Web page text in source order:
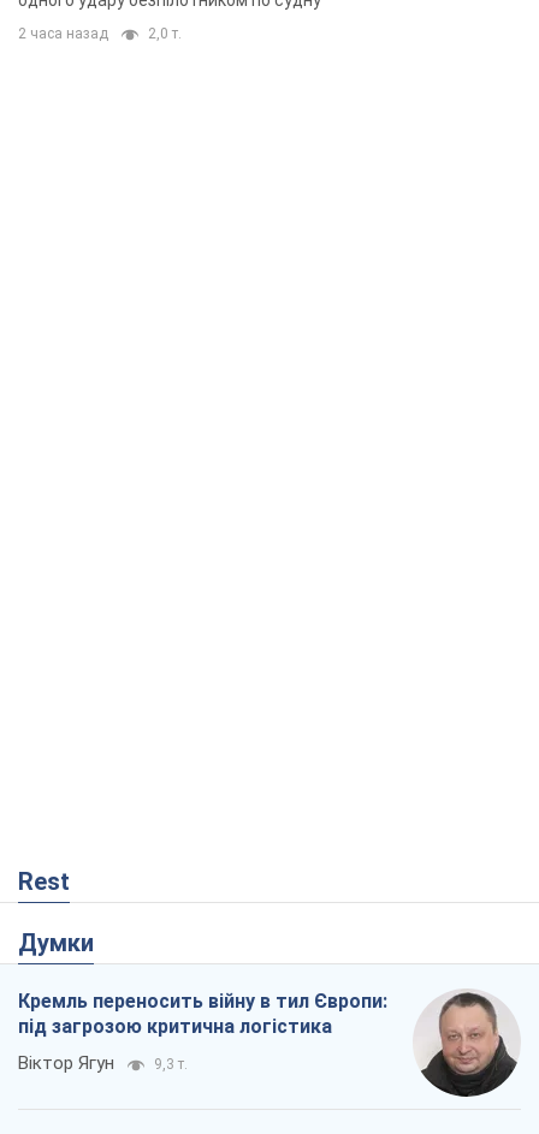
2 часа назад 2,0 т.
Rest
Думки
Кремль переносить війну в тил Європи:
під загрозою критична логістика
Віктор Ягун 9,3 т.